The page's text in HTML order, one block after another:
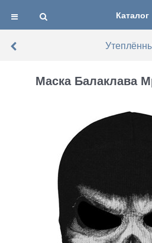
Каталог
Маска Балаклава